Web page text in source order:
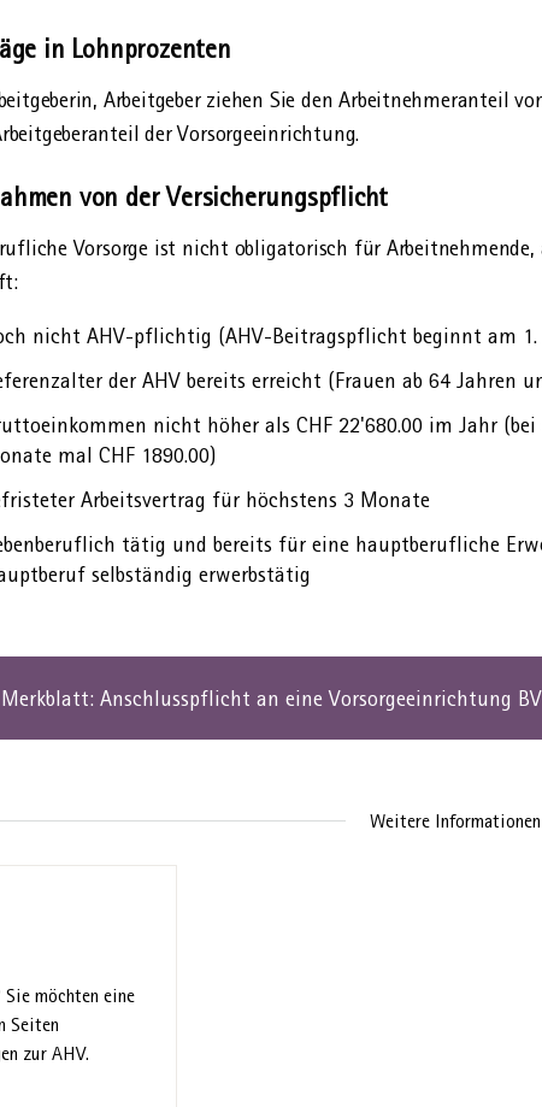
in Lohn­prozenten
Arbeit­geber ziehen Sie den Arbeit­nehmer­anteil
der Vorsorge­einrichtung.
von der Versicherungs­pflicht
Vorsorge ist nicht obligatorisch für
nicht AHV-pflichtig (AHV-Beitrags­pflicht beginnt am 1.
der AHV bereits erreicht (Frauen ab 64 Jahren
nicht höher als CHF 22'680.00 im Jahr
mal CHF 1890.00)
Arbeits­vertrag für höchstens 3 Monate
tätig und bereits für eine haupt­berufliche
selbständig erwerbstätig
Merkblatt: Anschlusspflicht an eine Vorsorgeeinrichtung
Weitere Informationen
Sie möchten eine
Seiten
zur AHV.